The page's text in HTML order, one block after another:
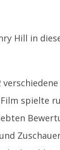
Hill in
spielte